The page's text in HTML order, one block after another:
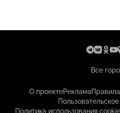
Все
О проектеРеклама
Политика использования